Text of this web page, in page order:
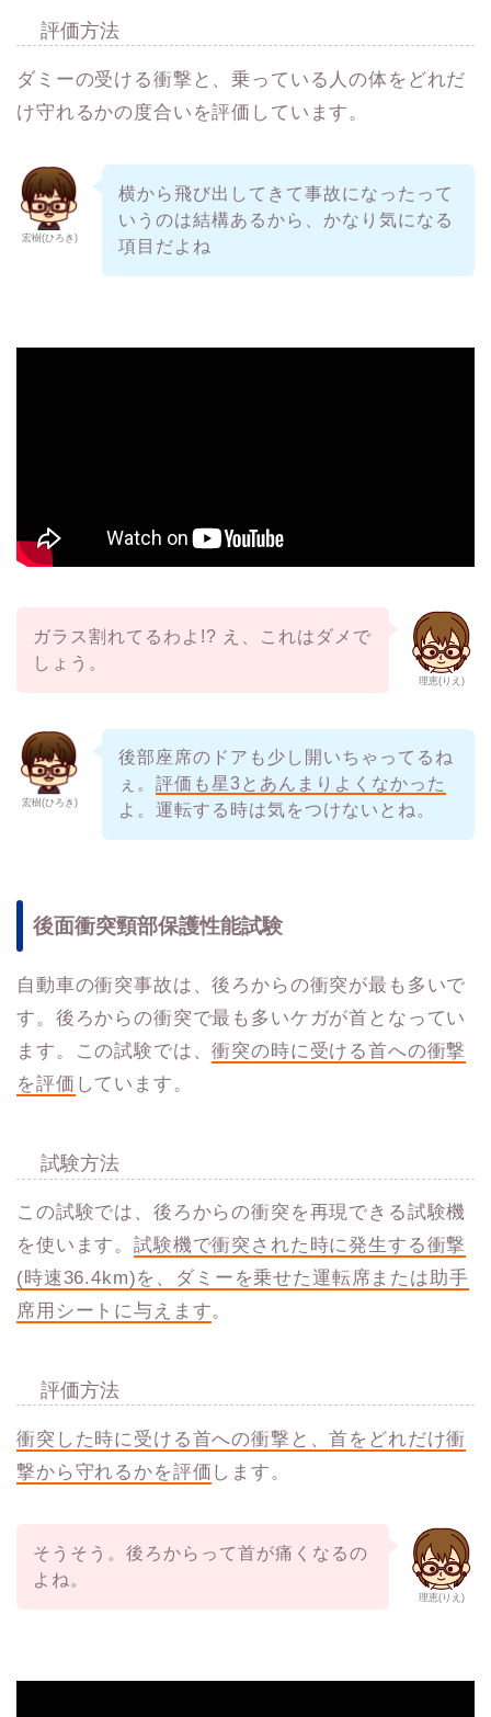
評価方法
ダミーの受ける衝撃と、乗っている人の体をどれだ
け守れるかの度合いを評価しています。
宏樹(ひろき)
横から飛び出してきて事故になったって
いうのは結構あるから、かなり気になる
項目だよね
理恵(りえ)
ガラス割れてるわよ!? え、これはダメで
しょう。
宏樹(ひろき)
後部座席のドアも少し開いちゃってるね
ぇ。 評価も星3とあんまりよくなかった
よ。運転する時は気をつけないとね。
後面衝突頸部保護性能試験
自動車の衝突事故は、後ろからの衝突が最も多いで
す。後ろからの衝突で最も多いケガが首となってい
ます。この試験では、衝突の時に受ける首への衝撃
を評価 しています。
試験方法
この試験では、後ろからの衝突を再現できる試験機
を使います。試験機で衝突された時に発生する衝撃
(時速36.4km)を、ダミーを乗せた運転席または助手
席用シートに与えます。
評価方法
衝突した時に受ける首への衝撃と、首をどれだけ衝
撃から守れるかを評価 します。
理恵(りえ)
そうそう。後ろからって首が痛くなるの
よね。